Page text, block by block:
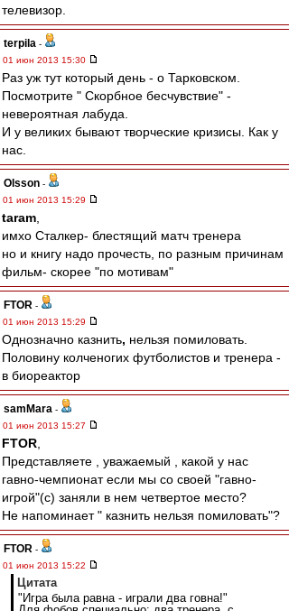
телевизор.
terpila -
01 июн 2013 15:30
Раз уж тут который день - о Тарковском.
Посмотрите " Скорбное бесчувствие" -
невероятная лабуда.
И у великих бывают творческие кризисы. Как у
нас.
Olsson -
01 июн 2013 15:29
taram
имхо Сталкер- блестящий матч тренера
но и книгу надо прочесть, по разным причинам
фильм- скорее "по мотивам"
FTOR -
01 июн 2013 15:29
Однозначно казнить, нельзя помиловать.
Половину колченогих футболистов и тренера -
в биореактор
samMara -
01 июн 2013 15:27
FTOR
Представляете , уважаемый , какой у нас
гавно-чемпионат если мы со своей "гавно-
игрой"(с) заняли в нем четвертое место?
Не напоминает " казнить нельзя помиловать"?
FTOR -
01 июн 2013 15:22
Цитата
"Игра была равна - играли два говна!"